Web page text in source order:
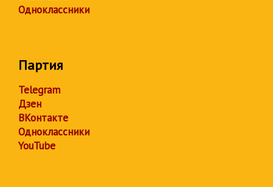
Одноклассники
Партия
Telegram
Дзен
ВКонтакте
Одноклассники
YouTube